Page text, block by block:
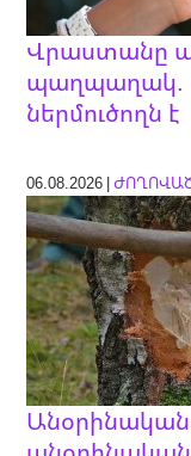
Վրաստանը
պաղպաղակ.
ներմուծողն է
06.08.2026 |